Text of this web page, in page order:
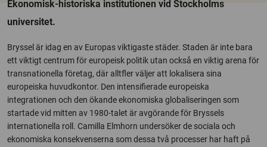
Ekonomisk-historiska institutionen vid Stockholms
universitet.
Bryssel är idag en av Europas viktigaste städer. Staden är inte bara
ett viktigt centrum för europeisk politik utan också en viktig arena för
transnationella företag, där alltfler väljer att lokalisera sina
europeiska huvudkontor. Den intensifierade europeiska
integrationen och den ökande ekonomiska globaliseringen som
startade vid mitten av 1980-talet är avgörande för Bryssels
internationella roll. Camilla Elmhorn undersöker de sociala och
ekonomiska konsekvenserna som dessa två processer har haft på